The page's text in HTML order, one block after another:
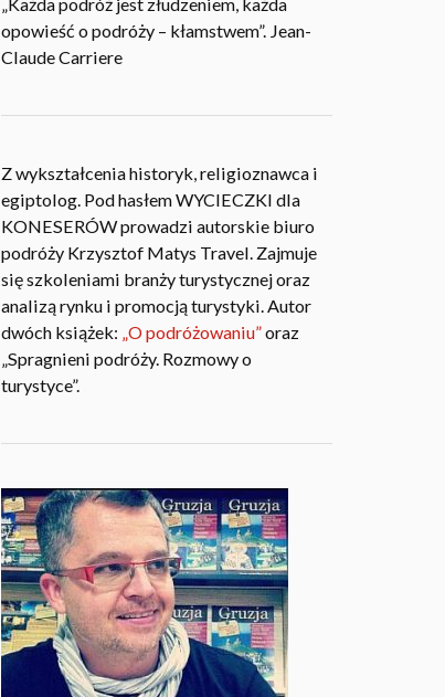
opowieść o podróży – kłamstwem”. Jean-
Claude Carriere
Z wykształcenia historyk, religioznawca i
egiptolog. Pod hasłem WYCIECZKI dla
KONESERÓW prowadzi autorskie biuro
podróży Krzysztof Matys Travel. Zajmuje
się szkoleniami branży turystycznej oraz
analizą rynku i promocją turystyki. Autor
dwóch książek: „O podróżowaniu”oraz
„Spragnieni podróży. Rozmowy o
turystyce”.